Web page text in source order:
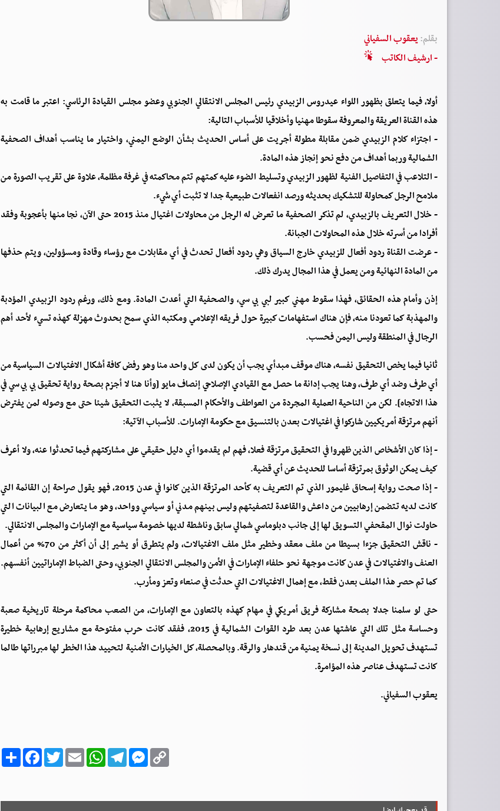
بقلم:يعقوب السفياني
- ارشيف الكاتب
أولا، فيما يتعلق بظهور اللواء عيدروس الزبيدي رئيس المجلس الانتقالي الجنوبي وعضو مجلس القيادة الرئاسي: اعتبر ما قامت به
هذه القناة العريقة والمعروفة سقوطا مهنيا وأخلاقيا للأسباب التالية:
- اجتزاء كلام الزبيدي ضمن مقابلة مطولة أجريت على أساس الحديث بشأن الوضع اليمني، واختيار ما يناسب أهداف الصحفية
الشمالية وربما أهداف من دفع نحو إنجاز هذه المادة.
- التلاعب في التفاصيل الفنية لظهور الزبيدي وتسليط الضوء عليه كمتهم تتم محاكمته في غرفة مظلمة، علاوة على تقريب الصورة من
ملامح الرجل كمحاولة للتشكيك بحديثه ورصد انفعالات طبيعية جدا لا تثبت أي شيء.
- خلال التعريف بالزبيدي، لم تذكر الصحفية ما تعرض له الرجل من محاولات اغتيال منذ 2015 حتى الآن، نجا منها بأعجوبة وفقد
أفرادا من أسرته خلال هذه المحاولات الجبانة.
- عرضت القناة ردود أفعال للزبيدي خارج السياق وهي ردود أفعال تحدث في أي مقابلات مع رؤساء وقادة ومسؤولين، ويتم حذفها
من المادة النهائية ومن يعمل في هذا المجال يدرك ذلك.
إذن وأمام هذه الحقائق، فهذا سقوط مهني كبير لبي بي سي، والصحفية التي أعدت المادة. ومع ذلك، ورغم ردود الزبيدي المؤدبة
والمهذبة كما تعودنا منه، فإن هناك استفهامات كبيرة حول فريقه الإعلامي ومكتبه الذي سمح بحدوث مهزلة كهذه تسيء لأحد أهم
الرجال في المنطقة وليس اليمن فحسب.
ثانيا فيما يخص التحقيق نفسه، هناك موقف مبدأي يجب أن يكون لدى كل واحد منا وهو رفض كافة أشكال الاغتيالات السياسية من
أي طرف وضد أي طرف، وهنا يجب إدانة ما حصل مع القيادي الإصلاحي إنصاف مايو [وأنا هنا لا أجزم بصحة رواية تحقيق بي بي سي في
هذا الاتجاه]. لكن من الناحية العملية المجردة من العواطف والأحكام المسبقة، لا يثبت التحقيق شيئا حتى مع وصوله لمن يفترض
أنهم مرتزقة أمريكيين شاركوا في اغتيالات بعدن بالتنسيق مع حكومة الإمارات. للأسباب الآتية:
- إذا كان الأشخاص الذين ظهروا في التحقيق مرتزقة فعلا، فهم لم يقدموا أي دليل حقيقي على مشاركتهم فيما تحدثوا عنه، ولا أعرف
كيف يمكن الوثوق بمرتزقة أساسا للحديث عن أي قضية.
- إذا صحت رواية إسحاق غليمور الذي تم التعريف به كأحد المرتزقة الذين كانوا في عدن 2015، فهو يقول صراحة إن القائمة التي
كانت لديه تتضمن إرهابيين من داعش والقاعدة لتصفيتهم وليس بينهم مدني أو سياسي وواحد، وهو ما يتعارض مع البيانات التي
حاولت نوال المقحفي التسويق لها إلى جانب دبلوماسي شمالي سابق وناشطة لديها خصومة سياسية مع الإمارات والمجلس الانتقالي.
- ناقش التحقيق جزءا بسيطا من ملف معقد وخطير مثل ملف الاغتيالات، ولم يتطرق أو يشير إلى أن أكثر من 70% من أعمال
العنف والاغتيالات في عدن كانت موجهة نحو حلفاء الإمارات في الأمن والمجلس الانتقالي الجنوبي، وحتى الضباط الإماراتيين أنفسهم.
كما تم حصر هذا الملف بعدن فقط، مع إهمال الاغتيالات التي حدثت في صنعاء وتعز ومأرب.
حتى لو سلمنا جدلا بصحة مشاركة فريق أمريكي في مهام كهذه بالتعاون مع الإمارات، من الصعب محاكمة مرحلة تاريخية صعبة
وحساسة مثل تلك التي عاشتها عدن بعد طرد القوات الشمالية في 2015، ففقد كانت حرب مفتوحة مع مشاريع إرهابية خطيرة
تستهدف تحويل المدينة إلى نسخة يمنية من قندهار والرقة. وبالمحصلة، كل الخيارات الأمنية لتحييد هذا الخطر لها مبرراتها طالما
كانت تستهدف عناصر هذه المؤامرة.
يعقوب السفياني.
ا
ن
ش
F
a
c
o
T
w
i
e
E
m
a
W
h
a
A
T
e
l
r
M
e
s
n
C
o
p
i